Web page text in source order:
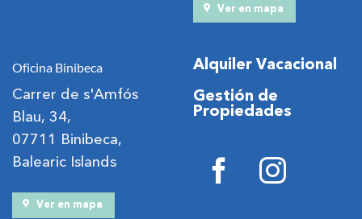
Ver en mapa
Oficina Binibeca
Carrer de s'Amfós
Blau, 34,
07711 Binibeca,
Balearic Islands
Ver en mapa
Alquiler Vacacional
Gestión de
Propiedades